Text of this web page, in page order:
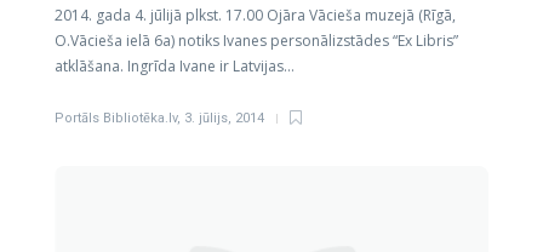
2014. gada 4. jūlijā plkst. 17.00 Ojāra Vācieša muzejā (Rīgā,
O.Vācieša ielā 6a) notiks Ivanes personālizstādes “Ex Libris”
atklāšana. Ingrīda Ivane ir Latvijas…
Portāls Bibliotēka.lv, 3. jūlijs, 2014